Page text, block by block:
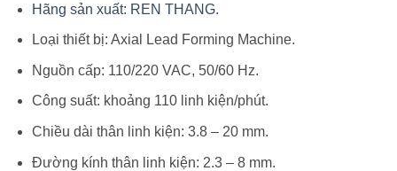
Hãng sản xuất: REN THANG.
Loại thiết bị: Axial Lead Forming Machine.
Nguồn cấp: 110/220 VAC, 50/60 Hz.
Công suất: khoảng 110 linh kiện/phút.
Chiều dài thân linh kiện: 3.8 – 20 mm.
Đường kính thân linh kiện: 2.3 – 8 mm.